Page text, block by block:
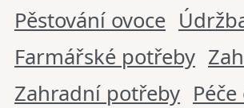
Pěstování ovoce
Farmářské potřeby
Zahradní potřeby